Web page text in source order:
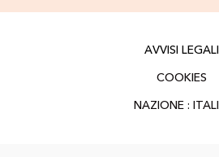
AVVISI LEGALI
COOKIES